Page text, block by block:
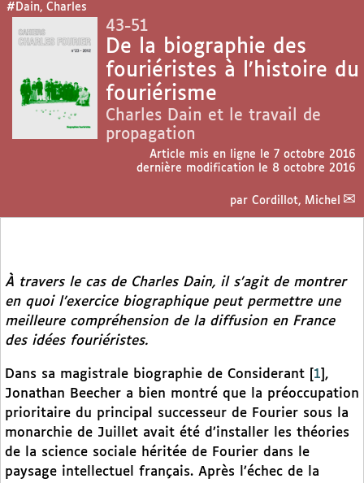
#Dain, Charles
43-51
De la biographie des
fouriéristes à l’histoire du
fouriérisme
Charles Dain et le travail de
propagation
Article mis en ligne le 7 octobre 2016
dernière modification le 8 octobre 2016
par Cordillot, Michel
À travers le cas de Charles Dain, il s’agit de montrer
en quoi l’exercice biographique peut permettre une
meilleure compréhension de la diffusion en France
des idées fouriéristes.
Dans sa magistrale biographie de Considerant 1 ,
Jonathan Beecher a bien montré que la préoccupation
prioritaire du principal successeur de Fourier sous la
monarchie de Juillet avait été d’installer les théories
de la science sociale héritée de Fourier dans le
paysage intellectuel français. Après l’échec de la